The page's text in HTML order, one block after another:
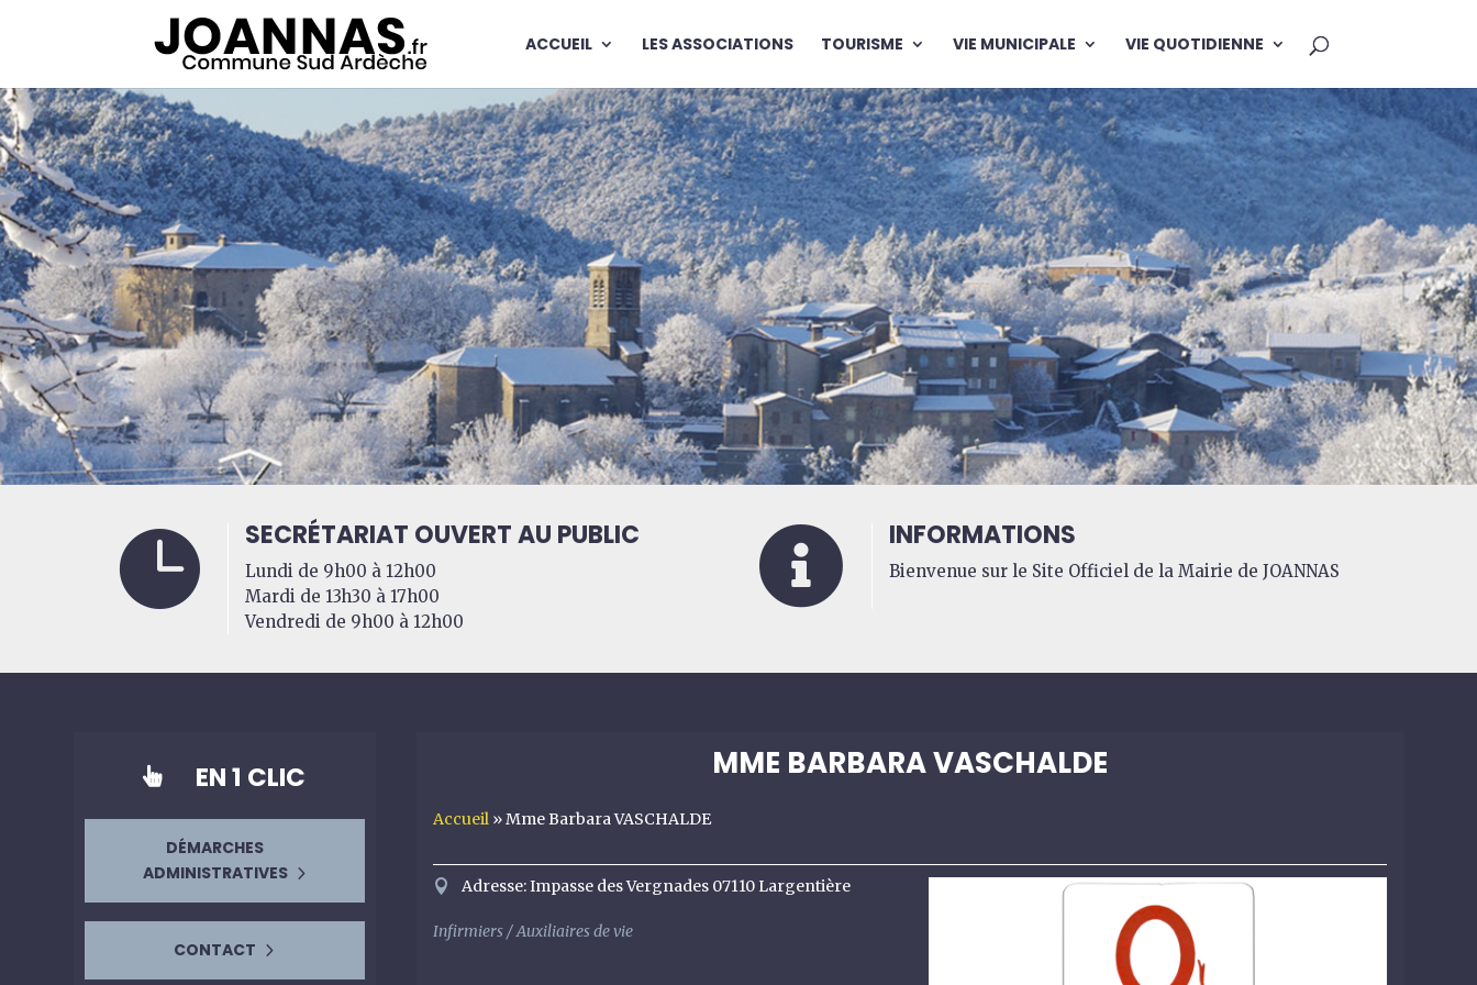
ACCUEIL LES ASSOCIATIONS TOURISME VIE MUNICIPALE VIE QUOTIDIENNE
 SECRÉTARIAT OUVERT AU PUBLIC
Lundi de 9h00 à 12h00
Mardi de 13h30 à 17h00
Vendredi de 9h00 à 12h00
 INFORMATIONS
Bienvenue sur le Site Officiel de la Mairie de JOANNAS
 EN 1 CLIC
DÉMARCHES
ADMINISTRATIVES
CONTACT
MME BARBARA VASCHALDE
Accueil»Mme Barbara VASCHALDE
Adresse:Impasse des Vergnades 07110 Largentière
Infirmiers / Auxiliaires de vie